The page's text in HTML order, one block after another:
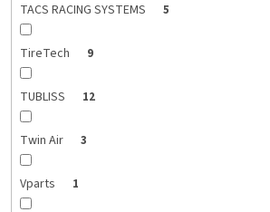
TACS RACING SYSTEMS 5
TireTech 9
TUBLISS 12
Twin Air 3
Vparts 1